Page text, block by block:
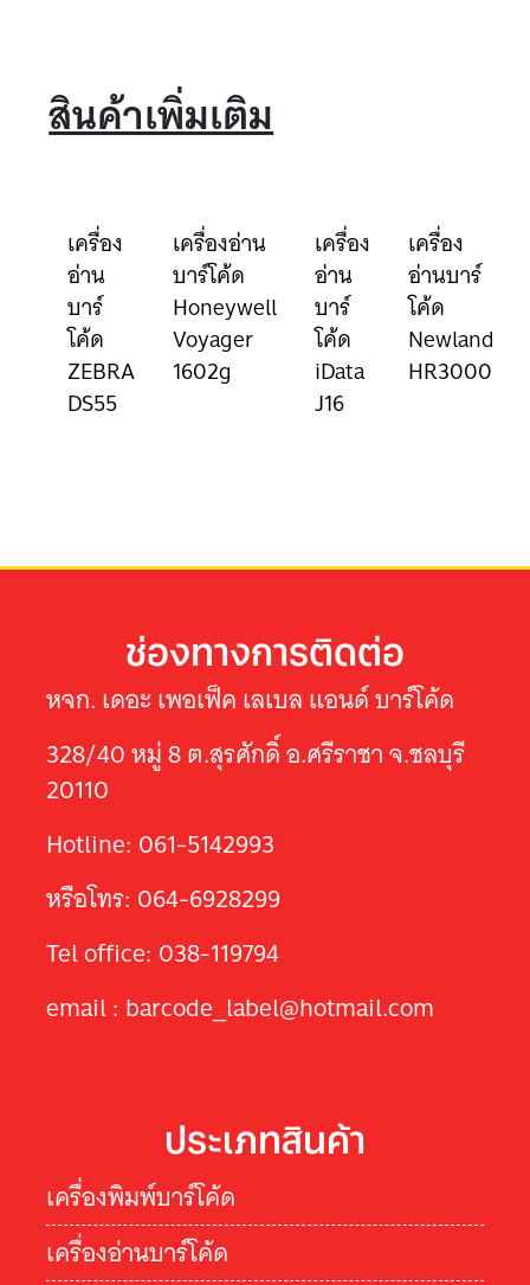
สินค้าเพิ่มเติม
เครื่อง
อ่าน
บาร์
โค้ด
ZEBRA
DS55
เครื่องอ่าน
บาร์โค้ด
Honeywell
Voyager
1602g
เครื่อง
อ่าน
บาร์
โค้ด
iData
J16
เครื่อง
อ่านบาร์
โค้ด
Newland
HR3000
ช่องทางการติดต่อ
หจก. เดอะ เพอเฟ็ค เลเบล แอนด์ บาร์โค้ด
328/40 หมู่ 8 ต.สุรศักดิ์ อ.ศรีราชา จ.ชลบุรี
20110
Hotline: 061-5142993
หรือโทร: 064-6928299
Tel office: 038-119794
email : barcode_label@hotmail.com
ประเภทสินค้า
เครื่องพิมพ์บาร์โค้ด
เครื่องอ่านบาร์โค้ด